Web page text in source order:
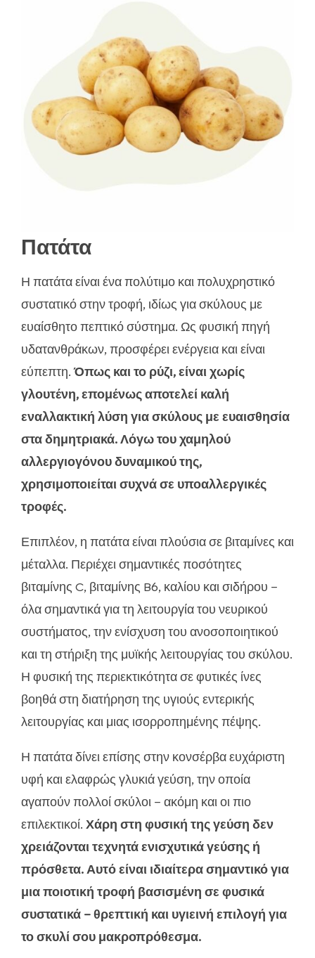
Πατάτα
Η πατάτα είναι ένα πολύτιμο και πολυχρηστικό
συστατικό στην τροφή, ιδίως για σκύλους με
ευαίσθητο πεπτικό σύστημα. Ως φυσική πηγή
υδατανθράκων, προσφέρει ενέργεια και είναι
εύπεπτη.Όπως και το ρύζι, είναι χωρίς
γλουτένη, επομένως αποτελεί καλή
εναλλακτική λύση για σκύλους με ευαισθησία
στα δημητριακά. Λόγω του χαμηλού
αλλεργιογόνου δυναμικού της,
χρησιμοποιείται συχνά σε υποαλλεργικές
τροφές.
Επιπλέον, η πατάτα είναι πλούσια σε βιταμίνες και
μέταλλα. Περιέχει σημαντικές ποσότητες
βιταμίνης C, βιταμίνης B6, καλίου και σιδήρου –
όλα σημαντικά για τη λειτουργία του νευρικού
συστήματος, την ενίσχυση του ανοσοποιητικού
και τη στήριξη της μυϊκής λειτουργίας του σκύλου.
Η φυσική της περιεκτικότητα σε φυτικές ίνες
βοηθά στη διατήρηση της υγιούς εντερικής
λειτουργίας και μιας ισορροπημένης πέψης.
Η πατάτα δίνει επίσης στην κονσέρβα ευχάριστη
υφή και ελαφρώς γλυκιά γεύση, την οποία
αγαπούν πολλοί σκύλοι – ακόμη και οι πιο
επιλεκτικοί. Χάρη στη φυσική της γεύση δεν
χρειάζονται τεχνητά ενισχυτικά γεύσης ή
πρόσθετα. Αυτό είναι ιδιαίτερα σημαντικό για
μια ποιοτική τροφή βασισμένη σε φυσικά
συστατικά – θρεπτική και υγιεινή επιλογή για
το σκυλί σου μακροπρόθεσμα.